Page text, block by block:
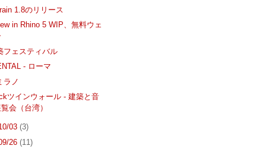
1.8のリリース
in Rhino 5 WIP、無料ウェ
フェスティバル
- ローマ
ラノ
ツインウォール - 建築と音
会（台湾）
03 (3)
26 (11)